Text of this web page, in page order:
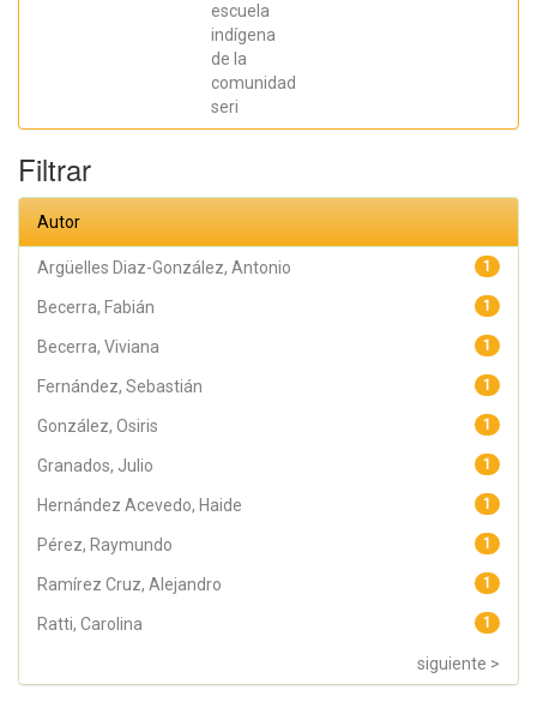
escuela
indígena
de la
comunidad
seri
Ramírez Cruz,
Granados,
Filtrar
Autor
1
Argüelles Diaz-González, Antonio
1
Becerra, Fabián
1
Becerra, Viviana
1
Fernández, Sebastián
1
González, Osiris
1
Granados, Julio
1
Hernández Acevedo, Haide
1
Pérez, Raymundo
1
Ramírez Cruz, Alejandro
1
Ratti, Carolina
siguiente >